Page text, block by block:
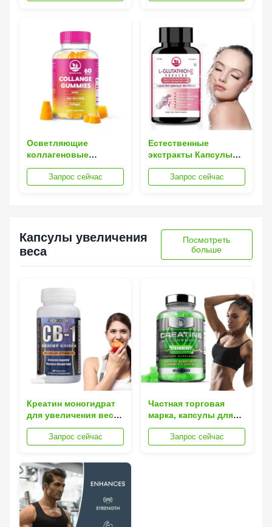
Отбеливающий Чай
для Кожи
Осветляющие
коллагеновые
капсулы для
осветления кожи
Запрос сейчас
Естественные
экстракты Капсулы
для покраснения кожи
Корректор темных
Запрос сейчас
Капсулы увеличения
веса
Посмотреть
больше
Креатин моногидрат
для увеличения веса
для роста мышц
Запрос сейчас
Частная торговая
марка, капсулы для
увеличения веса,
добавки для
Запрос сейчас